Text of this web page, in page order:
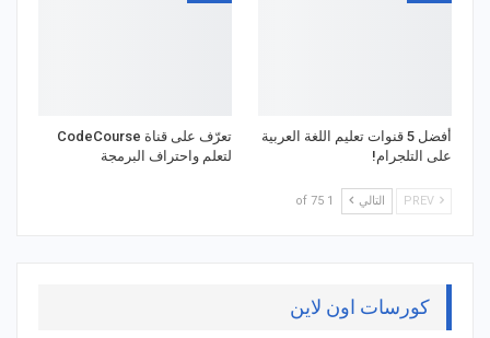
أفضل 5 قنوات تعليم اللغة العربية
على التلجرام!
تعرّف على قناة CodeCourse
لتعلم واحتراف البرمجة
التالي 1 of 75
كورسات اون لاين